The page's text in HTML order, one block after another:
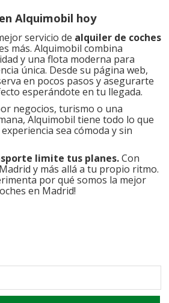
Alquimobil hoy
servicio de alquiler de coches
más. Alquimobil combina
y una flota moderna para
única. Desde su página web,
en pocos pasos y asegurarte
esperándote en tu llegada.
negocios, turismo o una
Alquimobil tiene todo lo que
sea cómoda y sin
limite tus planes.Con
y más allá a tu propio ritmo.
por qué somos la mejor
en Madrid!